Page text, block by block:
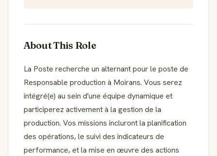
About This Role
La Poste recherche un alternant pour le poste de
Responsable production à Moirans. Vous serez
intégré(e) au sein d'une équipe dynamique et
participerez activement à la gestion de la
production. Vos missions incluront la planification
des opérations, le suivi des indicateurs de
performance, et la mise en œuvre des actions